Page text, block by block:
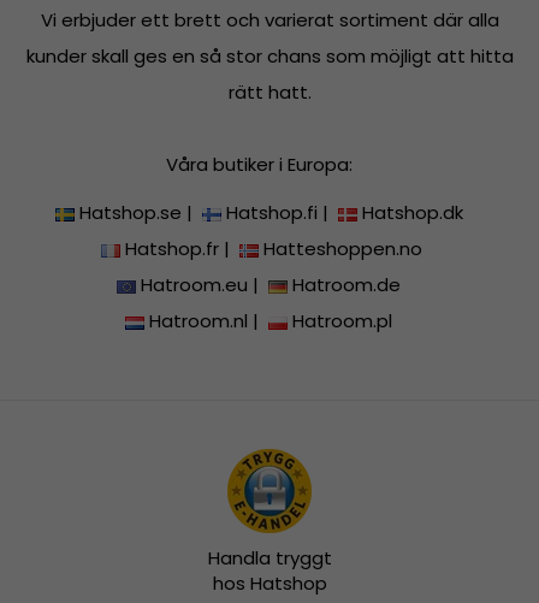
Vi erbjuder ett brett och varierat sortiment där alla
kunder skall ges en så stor chans som möjligt att hitta
rätt hatt.
Våra butiker i Europa:
Hatshop.se | Hatshop.fi |
Hatshop.dk
Hatshop.fr|
Hatteshoppen.no
Hatroom.eu |
Hatroom.de
Hatroom.nl | Hatroom.pl
Handla tryggt
hos Hatshop